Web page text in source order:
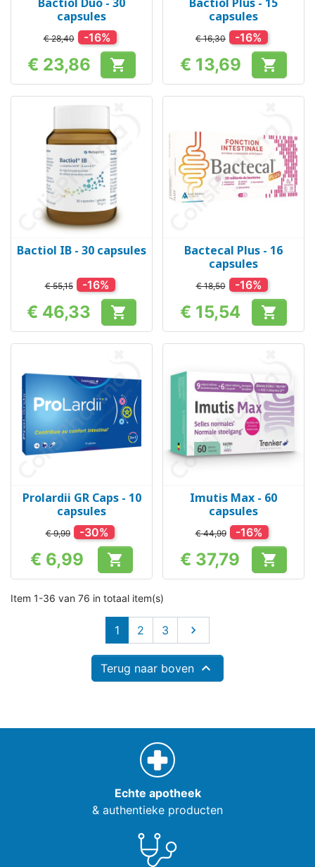
capsules
€ 28,40 -16%
Prijs
€ 23,86 
capsules
€ 16,30 -16%
Prijs
€ 13,69 
Bactiol IB - 30 capsules
€ 55,15 -16%
Prijs
€ 46,33 
Bactecal Plus - 16
capsules
€ 18,50 -16%
Prijs
€ 15,54 
Prolardii GR Caps - 10
capsules
€ 9,99 -30%
Prijs
€ 6,99 
Imutis Max - 60
capsules
€ 44,99 -16%
Prijs
€ 37,79 
Item 1-36 van 76 in totaal item(s)
1 2 3 Volgende

Terug naar boven 
Echte apotheek
& authentieke producten